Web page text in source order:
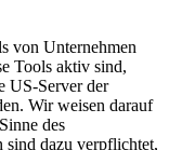
von Unternehmen
Tools aktiv sind,
US-Server der
Wir weisen darauf
des
sind dazu verpflichtet,